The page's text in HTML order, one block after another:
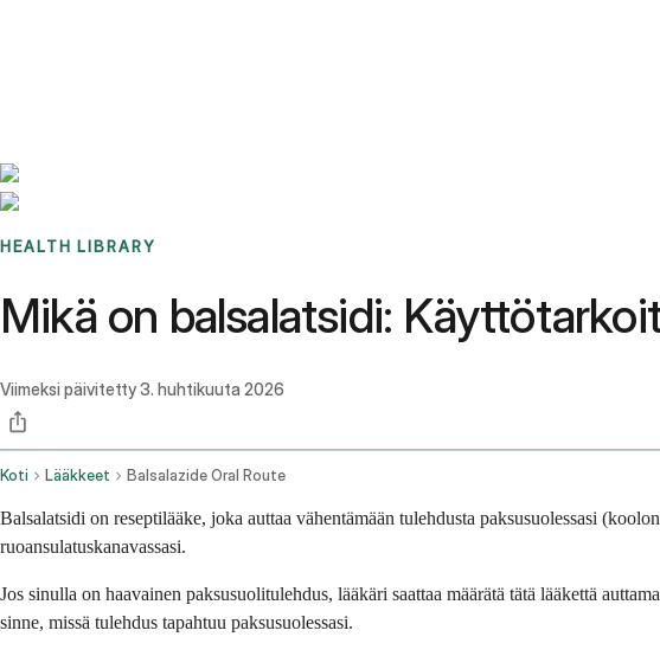
HEALTH LIBRARY
Mikä on balsalatsidi:
Viimeksi päivitetty3. huhtikuuta 2026
Koti Lääkkeet Balsalazide Oral Route
Balsalatsidi on reseptilääke, joka auttaa vähentämään tulehdusta paksusuolessasi
ruoansulatuskanavassasi.
Jos sinulla on haavainen paksusuolitulehdus, lääkäri saattaa määrätä tätä lääkettä
sinne, missä tulehdus tapahtuu paksusuolessasi.